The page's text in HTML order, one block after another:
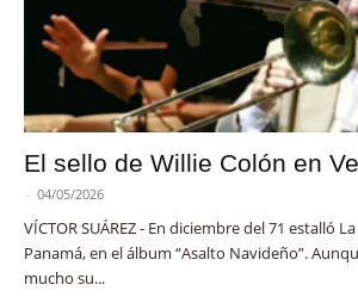
El sello de Willie Colón en
- 04/05/2026
VÍCTOR SUÁREZ - En diciembre del 71 estalló
Panamá, en el álbum “Asalto Navideño”.
mucho su...